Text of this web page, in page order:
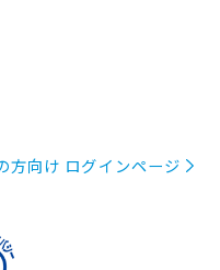
方向け ログインページ